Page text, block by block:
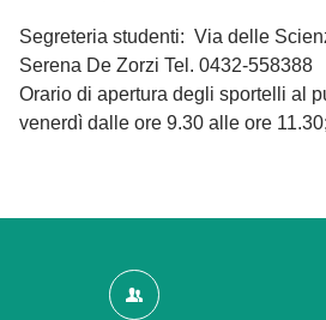
Segreteria studenti: Via delle
Serena De Zorzi Tel. 0432-558388
Orario di apertura degli sportelli al
venerdì dalle ore 9.30 alle ore 11.30;